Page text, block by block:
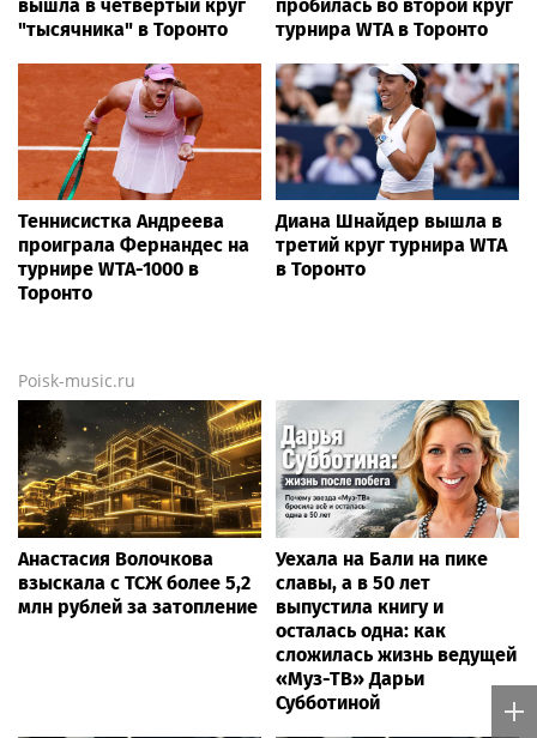
Игорь Бутман предложил
создать консерваторию
для джаза в России
Собянин: 495 тоннелей,
эстакад и мостов
построено в Москве за 15
лет
Новый учебный сезон в
программы подготовки
фитнес-тренеров и
специалистов индустрии
здоровья
News.tennis
Людмила Самсонова